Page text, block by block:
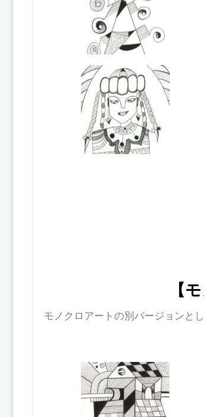
【
モノクロアートの別バージョンと